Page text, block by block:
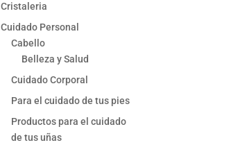
Cristaleria
Cuidado Personal
Cabello
Belleza y Salud
Cuidado Corporal
Para el cuidado de tus pies
Productos para el cuidado
de tus uñas